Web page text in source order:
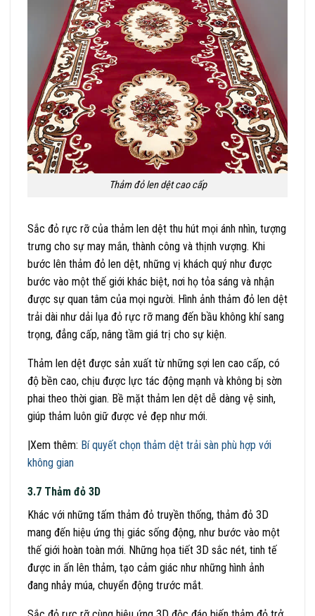
Thảm đỏ len dệt cao cấp
Sắc đỏ rực rỡ của thảm len dệt thu hút mọi ánh nhìn, tượng
trưng cho sự may mắn, thành công và thịnh vượng. Khi
bước lên thảm đỏ len dệt, những vị khách quý như được
bước vào một thế giới khác biệt, nơi họ tỏa sáng và nhận
được sự quan tâm của mọi người. Hình ảnh thảm đỏ len dệt
trải dài như dải lụa đỏ rực rỡ mang đến bầu không khí sang
trọng, đẳng cấp, nâng tầm giá trị cho sự kiện.
Thảm len dệt được sản xuất từ những sợi len cao cấp, có
độ bền cao, chịu được lực tác động mạnh và không bị sờn
phai theo thời gian. Bề mặt thảm len dệt dễ dàng vệ sinh,
giúp thảm luôn giữ được vẻ đẹp như mới.
|Xem thêm: Bí quyết chọn thảm dệt trải sàn phù hợp với
không gian
3.7 Thảm đỏ 3D
Khác với những tấm thảm đỏ truyền thống, thảm đỏ 3D
mang đến hiệu ứng thị giác sống động, như bước vào một
thế giới hoàn toàn mới. Những họa tiết 3D sắc nét, tinh tế
được in ấn lên thảm, tạo cảm giác như những hình ảnh
đang nhảy múa, chuyển động trước mắt.